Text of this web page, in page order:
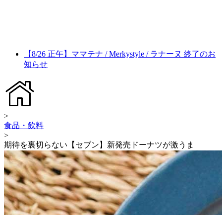
【8/26 正午】ママテナ / Merkystyle / ラナーヌ 終了のお
知らせ
>
食品・飲料
>
期待を裏切らない【セブン】新発売ドーナツが激うま